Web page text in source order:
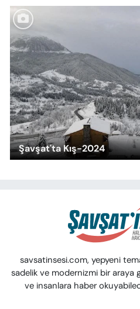
Şavşat'ta Kış-2024
savsatinsesi.com, yepyeni
sadelik ve modernizmi bir araya
ve insanlara haber